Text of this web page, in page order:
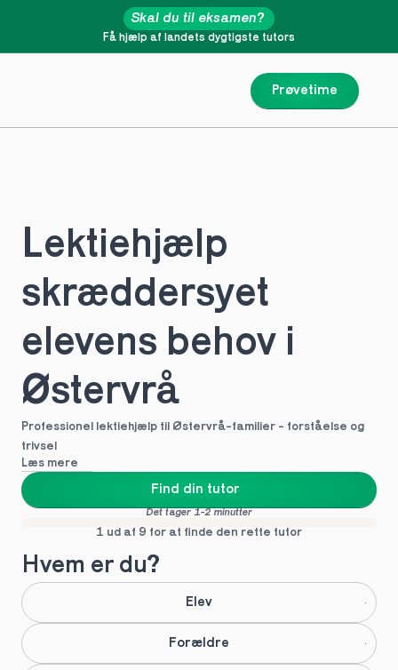
Prøvetime
Få hjælp af landets dygtigste tutors
Skal du til eksamen?
Lektiehjælp
skræddersyet
elevens behov i
Østervrå
Professionel lektiehjælp til Østervrå-familier - forståelse og
trivsel
Læs mere
Find din tutor
Det tager 1-2 minutter
1 ud af 9 for at finde den rette tutor
Hvem er du?
Elev
Forældre